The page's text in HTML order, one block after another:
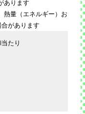
あります
熱量（エネルギー）お
があります
たり